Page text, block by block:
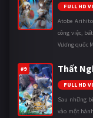
FULL HD
Atobe
công việc,
Vương quốc
#9 Thất
FULL HD
Sau những
vào một